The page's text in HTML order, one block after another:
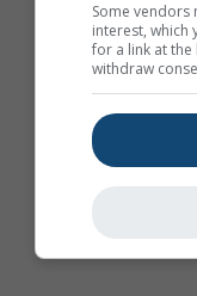
Some
interest, which
for a link at
withdraw